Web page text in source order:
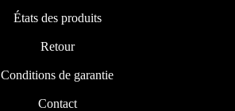
États des produits
Retour
Conditions de garantie
Contact